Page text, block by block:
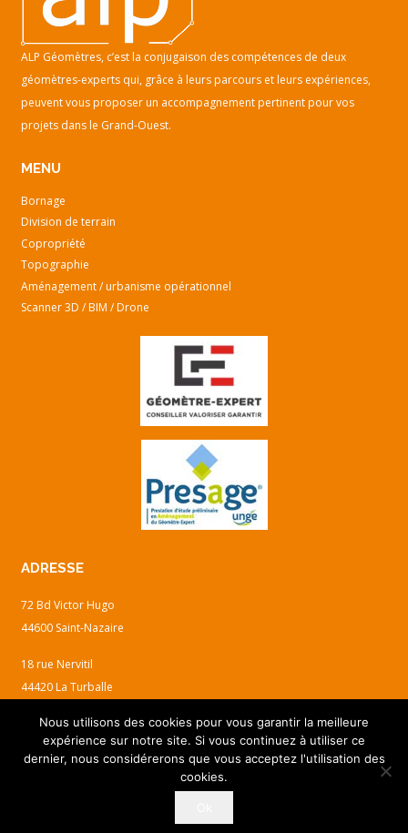
ALP Géomètres, c’est la conjugaison des compétences de deux
géomètres-experts qui, grâce à leurs parcours et leurs expériences,
peuvent vous proposer un accompagnement pertinent pour vos
projets dans le Grand-Ouest.
MENU
Bornage
Division de terrain
Copropriété
Topographie
Aménagement / urbanisme opérationnel
Scanner 3D / BIM / Drone
ADRESSE
72 Bd Victor Hugo
44600 Saint-Nazaire
18 rue Nervitil
44420 La Turballe
Tel :02 40 15 18 77
contact@alp-geometres.fr
Conditions Générales de Ventes
Nous utilisons des cookies pour vous garantir la meilleure
expérience sur notre site. Si vous continuez à utiliser ce
dernier, nous considérerons que vous acceptez l'utilisation des
cookies.